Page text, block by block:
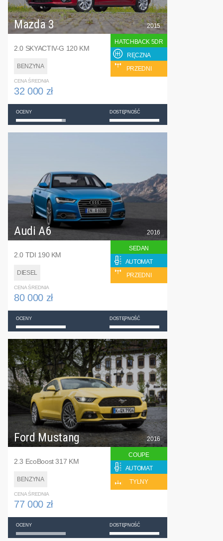
Mazda 3
2.0 SKYACTIV-G 120 KM
BENZYNA
2015
HATCHBACK 5DR
RĘCZNA
PRZEDNI
CENA ŚREDNIA
32 000 zł
OCENY DOSTĘPNOŚĆ
Audi A6
2.0 TDI 190 KM
DIESEL
2016
SEDAN
AUTOMAT
PRZEDNI
CENA ŚREDNIA
80 000 zł
OCENY DOSTĘPNOŚĆ
Ford Mustang
2.3 EcoBoost 317 KM
BENZYNA
2016
COUPE
AUTOMAT
TYLNY
CENA ŚREDNIA
77 000 zł
OCENY DOSTĘPNOŚĆ